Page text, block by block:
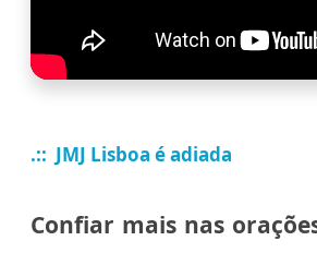
.:: JMJ Lisboa é adiada
Confiar mais nas